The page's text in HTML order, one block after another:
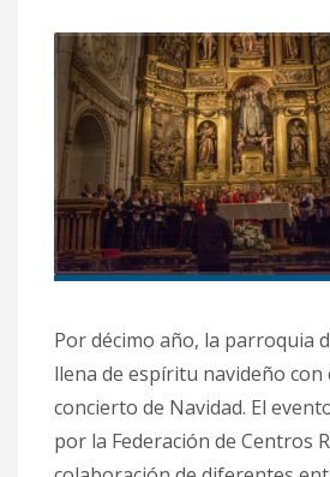
Por décimo año, la parroquia
llena de espíritu navideño con
concierto de Navidad. El
por la Federación de Centros